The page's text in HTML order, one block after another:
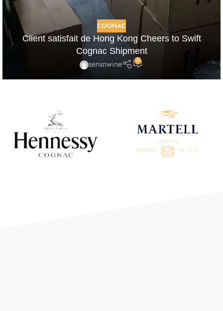
COGNAC
Client satisfait de Hong Kong Cheers to Swift
Cognac Shipment
sensnwine 0